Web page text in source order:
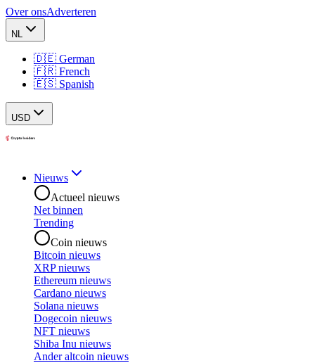
Over onsAdverteren
NL
🇩🇪 German
🇫🇷 French
🇪🇸 Spanish
USD
Nieuws
Actueel nieuws
Net binnen
Trending
Coin nieuws
Bitcoin nieuws
XRP nieuws
Ethereum nieuws
Cardano nieuws
Solana nieuws
Dogecoin nieuws
NFT nieuws
Shiba Inu nieuws
Ander altcoin nieuws